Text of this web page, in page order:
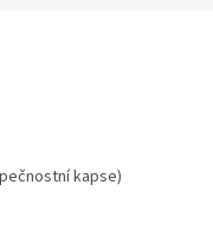
kapse)